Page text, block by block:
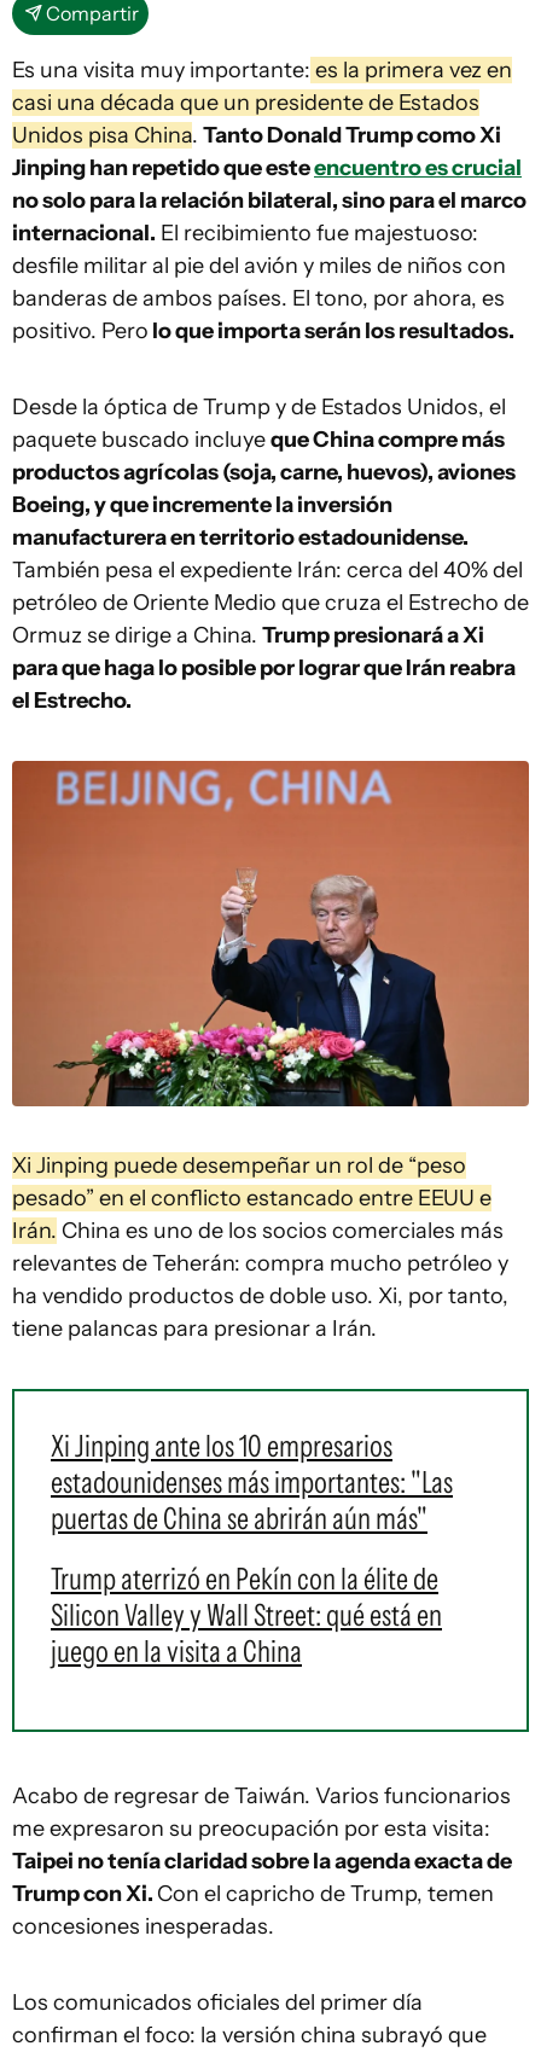
Compartir
Es una visita muy importante: es la primera vez en
casi una década que un presidente de Estados
Unidos pisa China. Tanto Donald Trump como Xi
Jinping han repetido que esteencuentro es crucial
no solo para la relación bilateral, sino para el marco
internacional. El recibimiento fue majestuoso:
desfile militar al pie del avión y miles de niños con
banderas de ambos países. El tono, por ahora, es
positivo. Pero lo que importa serán los resultados.
Desde la óptica de Trump y de Estados Unidos, el
paquete buscado incluyeque China compre más
productos agrícolas (soja, carne, huevos), aviones
Boeing, y que incremente la inversión
manufacturera en territorio estadounidense.
También pesa el expediente Irán: cerca del 40% del
petróleo de Oriente Medio que cruza el Estrecho de
Ormuz se dirige a China. Trump presionará a Xi
para que haga lo posible por lograr que Irán reabra
el Estrecho.
Xi Jinping puede desempeñar un rol de “peso
pesado” en el conflicto estancado entre EEUU e
Irán. China es uno de los socios comerciales más
relevantes de Teherán: compra mucho petróleo y
ha vendido productos de doble uso. Xi, por tanto,
tiene palancas para presionar a Irán.
Xi Jinping ante los 10 empresarios
estadounidenses más importantes: "Las
puertas de China se abrirán aún más"
Trump aterrizó en Pekín con la élite de
Silicon Valley y Wall Street: qué está en
juego en la visita a China
Acabo de regresar de Taiwán. Varios funcionarios
me expresaron su preocupación por esta visita:
Taipei no tenía claridad sobre la agenda exacta de
Trump con Xi. Con el capricho de Trump, temen
concesiones inesperadas.
Los comunicados oficiales del primer día
confirman el foco: la versión china subrayó que